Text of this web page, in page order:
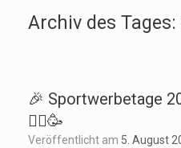
Archiv des Tages:
🎉 Sportwerbetage
🏃‍♂️🥳
Veröffentlicht am 5. August